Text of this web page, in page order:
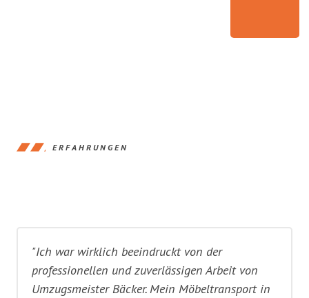
ERFAHRUNGEN
"Ich war wirklich beeindruckt von der
professionellen und zuverlässigen Arbeit von
Umzugsmeister Bäcker. Mein Möbeltransport in